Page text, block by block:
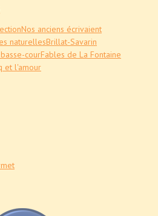
Nos anciens écrivaient
naturellesBrillat-Savarin
courFables de La Fontaine
et l'amour